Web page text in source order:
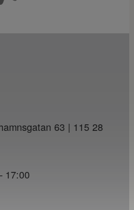
63 | 115 28
17:00